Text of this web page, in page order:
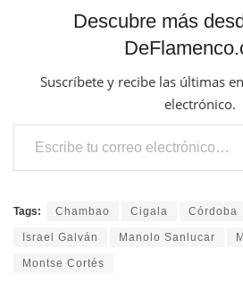
Descubre más
Suscríbete y recibe las últimas
electrónico.
Escribe tu correo electrónico…
Tags: Chambao Cigala Córdoba
Israel Galván Manolo Sanlucar
Montse Cortés